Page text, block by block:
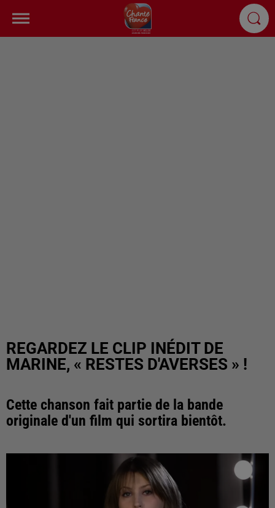
REGARDEZ LE CLIP INÉDIT DE
MARINE, « RESTES D'AVERSES » !
Cette chanson fait partie de la bande
originale d'un film qui sortira bientôt.